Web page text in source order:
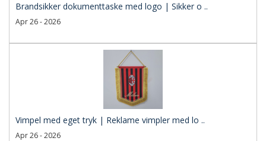
Brandsikker dokumenttaske med logo | Sikker o ..
Apr 26 - 2026
Vimpel med eget tryk | Reklame vimpler med lo ..
Apr 26 - 2026